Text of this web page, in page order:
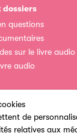
de
relatives aux
dossiers
questions
sur le livre audio
audio